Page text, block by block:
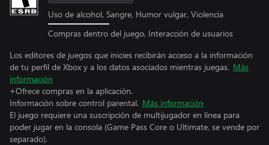
Uso de alcohol, Sangre, Humor vulgar, Violencia
Compras dentro del juego, Interacción de usuarios
Los editores de juegos que inicies recibirán acceso a la información
de tu perfil de Xbox y a los datos asociados mientras juegas. Más
información
+Ofrece compras en la aplicación.
Información sobre control parental. Más información
El juego requiere una suscripción de multijugador en línea para
poder jugar en la consola (Game Pass Core o Ultimate, se vende por
separado).